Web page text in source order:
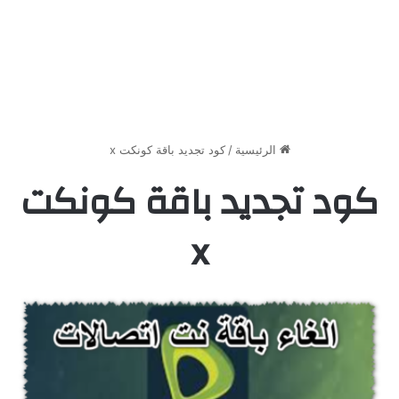
الرئيسية / كود تجديد باقة كونكت x
كود تجديد باقة كونكت
x